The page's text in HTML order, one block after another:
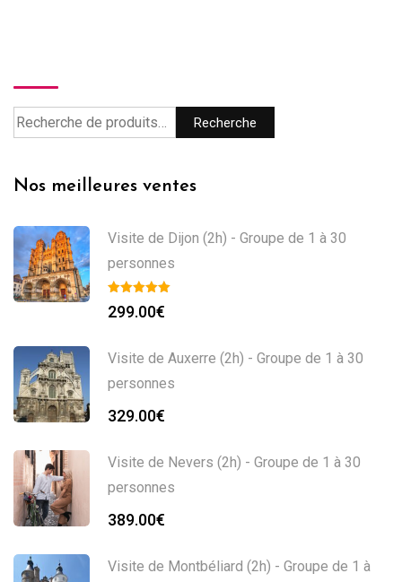
Recherche
Nos meilleures ventes
Visite de Dijon (2h) - Groupe de 1 à 30
personnes
299.00€
Visite de Auxerre (2h) - Groupe de 1 à 30
personnes
329.00€
Visite de Nevers (2h) - Groupe de 1 à 30
personnes
389.00€
Visite de Montbéliard (2h) - Groupe de 1 à